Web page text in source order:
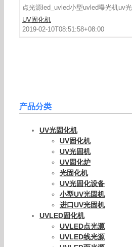
点光源led_uvled小型uvled曝光机uv
UV固化机
2019-02-10T08:51:58+08:00
产品分类
UV光固化机
UV固化机
UV光固机
UV固化炉
光固化机
UV光固化设备
小型UV光固机
进口UV光固机
UVLED固化机
UVLED点光源
UVLED线光源